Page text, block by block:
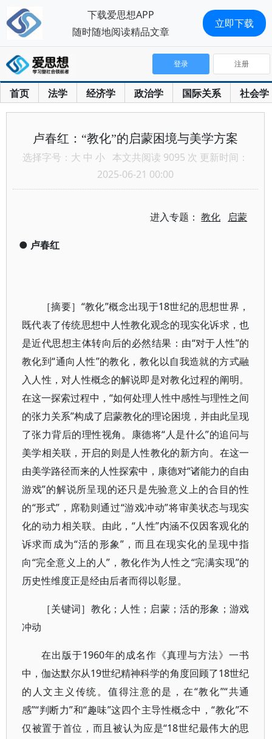
首页 法学 经济学 政治学 国际关系 社会学
登录 注册
卢春红：“教化”的启蒙困境与美学方案
选择字号： 大 中 小 本文共阅读 9095 次 更新时间：
2025-06-21 00:00
进入专题：教化 启蒙
● 卢春红
［摘要］“教化”概念出现于18世纪的思想世界，
既代表了传统思想中人性教化观念的现实化诉求，也
是近代思想主体转向后的必然结果：由“对于人性”的
教化到“通向人性”的教化，教化以自我造就的方式融
入人性，对人性概念的解说即是对教化过程的阐明。
在这一探索过程中，“如何处理人性中感性与理性之间
的张力关系”构成了启蒙教化的理论困境，并由此呈现
了张力背后的理性视角。康德将“人是什么”的追问与
美学相关联，开启的则是人性教化的新方向。在这一
由美学路径而来的人性探索中，康德对“诸能力的自由
游戏”的解说所呈现的还只是先验意义上的合目的性
的“形式”，席勒则通过“游戏冲动”将审美状态与现实
化的动力相关联。由此，“人性”内涵不仅因客观化的
诉求而成为“活的形象”，而且在现实化的呈现中指
向“完全意义上的人”，教化作为人性之“完满实现”的
历史性维度正是经由后者而得以彰显。
［关键词］教化；人性；启蒙；活的形象；游戏
冲动
在出版于1960年的成名作《真理与方法》一书
中，伽达默尔从19世纪精神科学的角度回顾了18世纪
的人文主义传统。值得注意的是，在“教化”“共通
感”“判断力”和“趣味”这四个主导性概念中，“教化”不
仅被置于首位，而且被认为应是“18世纪最伟大的思
下载爱思想APP
随时随地阅读精品文章
立即下载